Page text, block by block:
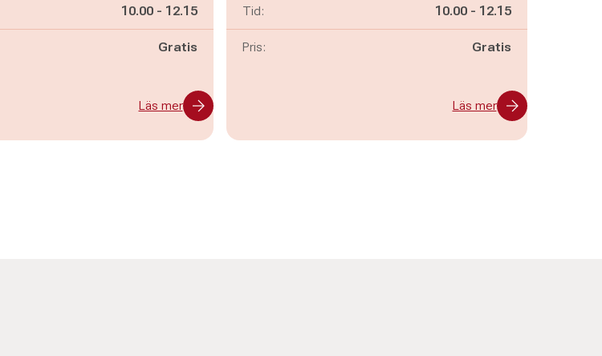
Pågår mellan
10.00 - och
12.15
Gratis
Läs mer
Tid: Pågår mellan
10.00 - och
12.15
Pris: Gratis
Läs mer